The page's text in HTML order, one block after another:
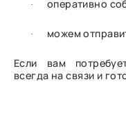
· оперативно
· можем
Если вам
всегда на связи и